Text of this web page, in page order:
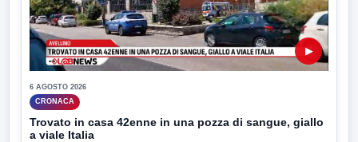
▶
6 AGOSTO 2026
CRONACA
Trovato in casa 42enne in una pozza di sangue, giallo
a viale Italia